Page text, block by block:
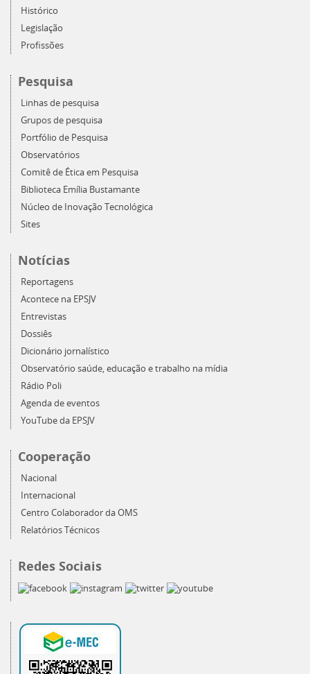
Histórico
Legislação
Profissões
Pesquisa
Linhas de pesquisa
Grupos de pesquisa
Portfólio de Pesquisa
Observatórios
Comitê de Ética em Pesquisa
Biblioteca Emília Bustamante
Núcleo de Inovação Tecnológica
Sites
Notícias
Reportagens
Acontece na EPSJV
Entrevistas
Dossiês
Dicionário jornalístico
Observatório saúde, educação e trabalho na mídia
Rádio Poli
Agenda de eventos
YouTube da EPSJV
Cooperação
Nacional
Internacional
Centro Colaborador da OMS
Relatórios Técnicos
Redes Sociais